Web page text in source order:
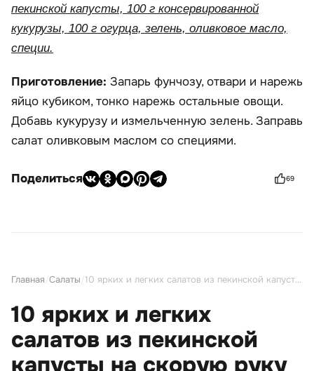
пекинской капусты, 100 г консервированной
кукурузы, 100 г огурца, зелень, оливковое масло,
специи.
Приготовление: Запарь фунчозу, отвари и нарежь
яйцо кубиком, тонко нарежь остальные овощи.
Добавь кукурузу и измельченную зелень. Заправь
салат оливковым маслом со специями.
Поделиться 69
Главная Салаты 10 ярких и легких салатов из пекинской капусты на скорую руку
10 ярких и легких
салатов из пекинской